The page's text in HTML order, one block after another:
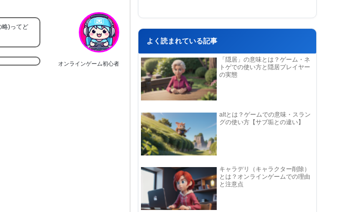
オンラインゲーム初心者
略)ってど
よく読まれている記事
「隠居」の意味とは？ゲーム・ネ
トゲでの使い方と隠居プレイヤー
の実態
altとは？ゲームでの意味・スラン
グの使い方【サブ垢との違い】
キャラデリ（キャラクター削除）
とは？オンラインゲームでの理由
と注意点